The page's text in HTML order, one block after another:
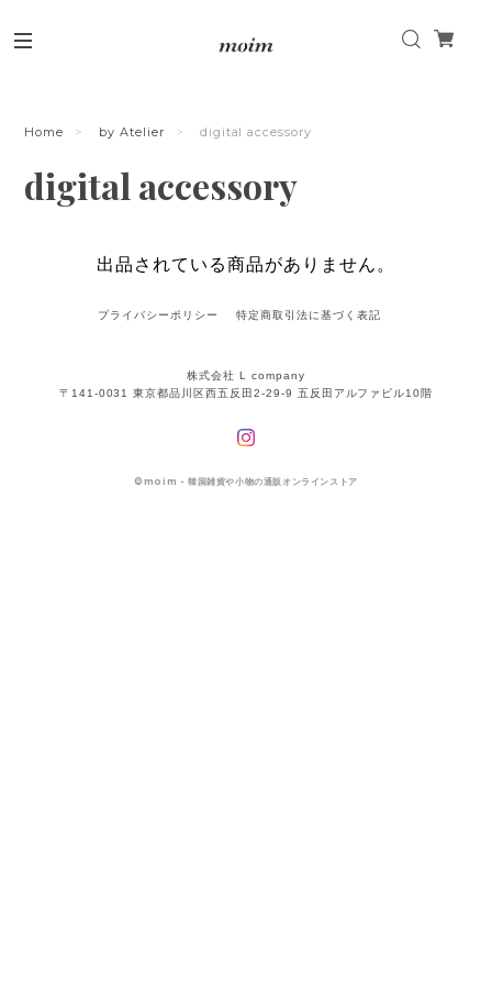
Home by Atelier digital accessory
digital accessory
出品されている商品がありません。
株式会社 L company
〒141-0031 東京都品川区西五反田2-29-9 五反田アルファビル10階
© moim - 韓国雑貨や小物の通販オンラインストア
プライバシーポリシー 特定商取引法に基づく表記